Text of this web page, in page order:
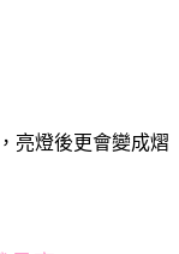
亮燈後更會變成熠